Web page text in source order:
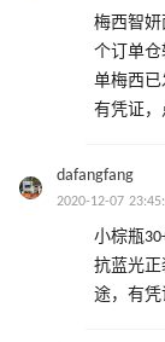
梅西智妍
个订单仓
单梅西已
有凭证，
dafangfang
2020-12-07
小棕瓶
抗蓝光正
途，有